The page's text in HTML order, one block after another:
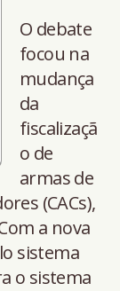
O debate
focou na
mudança
da
fiscalizaçã
o de
armas de
(CACs),
a nova
sistema
o sistema